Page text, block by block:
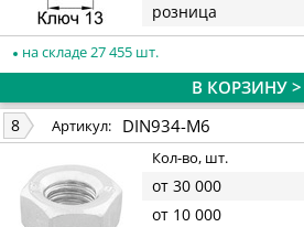
розница
на складе 27 455 шт.
В КОРЗИНУ >
8 Артикул: DIN934-M6
Кол-во, шт.
от 30 000
от 10 000